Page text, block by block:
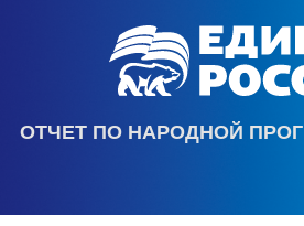
ОТЧЕТ ПО НАРОДНОЙ